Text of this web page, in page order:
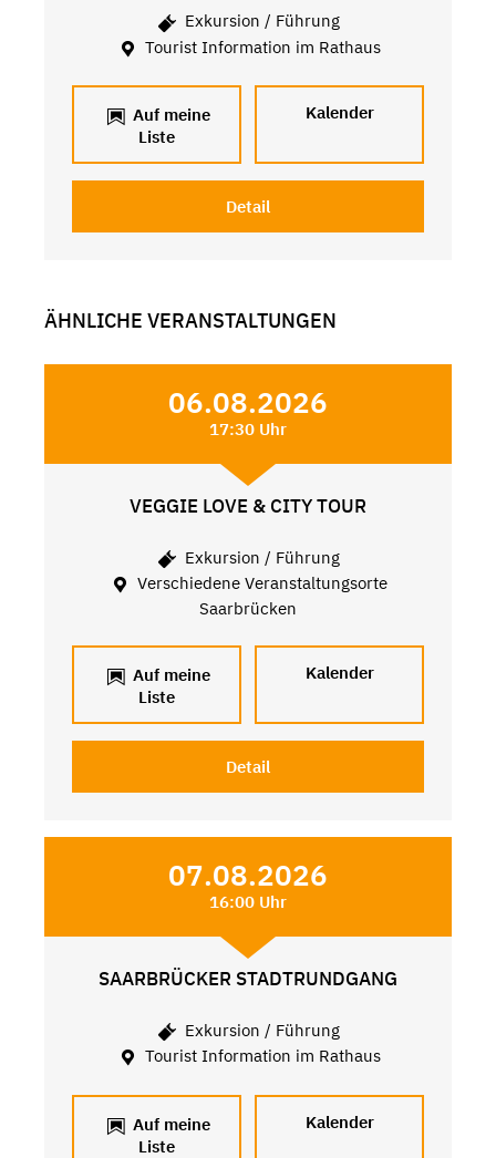
Exkursion / Führung
Tourist Information im Rathaus
Auf meine
Liste
Kalender
Detail
ÄHNLICHE VERANSTALTUNGEN
06.08.2026
17:30 Uhr
VEGGIE LOVE & CITY TOUR
Exkursion / Führung
Verschiedene Veranstaltungsorte
Saarbrücken
Auf meine
Liste
Kalender
Detail
07.08.2026
16:00 Uhr
SAARBRÜCKER STADTRUNDGANG
Exkursion / Führung
Tourist Information im Rathaus
Auf meine
Liste
Kalender